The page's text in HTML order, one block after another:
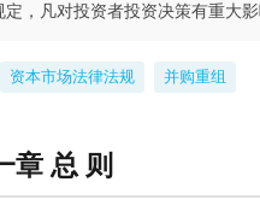
定，凡对投资者投资决策有重大
资本市场法律法规 并购重组
章 总 则